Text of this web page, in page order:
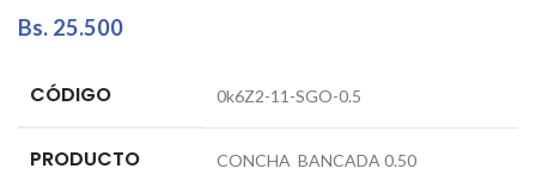
Bs. 25.500
CÓDIGO 0k6Z2-11-SGO-0.5
PRODUCTO CONCHA BANCADA 0.50